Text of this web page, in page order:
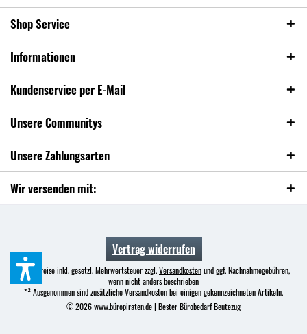
Shop Service
Informationen
Kundenservice per E-Mail
Unsere Communitys
Unsere Zahlungsarten
Wir versenden mit:
Vertrag widerrufen
* Alle Preise inkl. gesetzl. Mehrwertsteuer zzgl.Versandkostenund ggf. Nachnahmegebühren,
wenn nicht anders beschrieben
*² Ausgenommen sind zusätzliche Versandkosten bei einigen gekennzeichneten Artikeln.
© 2026 www.büropiraten.de | Bester Bürobedarf Beutezug